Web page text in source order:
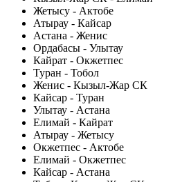
Жетысу - Актобе
Атырау - Кайсар
Астана - Женис
Ордабасы - Улытау
Кайрат - Окжетпес
Туран - Тобол
Женис - Кызыл-Жар СК
Кайсар - Туран
Улытау - Астана
Елимай - Кайрат
Атырау - Жетысу
Окжетпес - Актобе
Елимай - Окжетпес
Кайсар - Астана